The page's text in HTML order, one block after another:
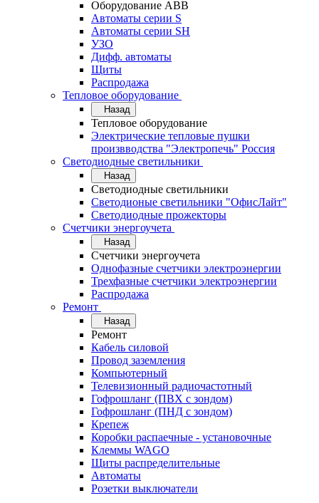
Оборудование АВВ
Автоматы серии S
Автоматы серии SH
УЗО
Дифф. автоматы
Щиты
Распродажа
Тепловое оборудование
Назад
Тепловое оборудование
Электрические тепловые пушки
произвводства "Электропечь" Россия
Светодиодные светильники
Назад
Светодиодные светильники
Светодионые светильники "ОфисЛайт"
Светодиодные прожекторы
Счетчики энергоучета
Назад
Счетчики энергоучета
Однофазные счетчики электроэнергии
Трехфазные счетчики электроэнергии
Распродажа
Ремонт
Назад
Ремонт
Кабель силовой
Провод заземления
Компьютерный
Телевизионный радиочастотный
Гофрошланг (ПВХ с зондом)
Гофрошланг (ПНД с зондом)
Крепеж
Коробки распаечные - установочные
Клеммы WAGO
Щиты распределительные
Автоматы
Розетки выключатели